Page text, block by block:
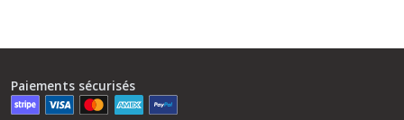
Paiements sécurisés